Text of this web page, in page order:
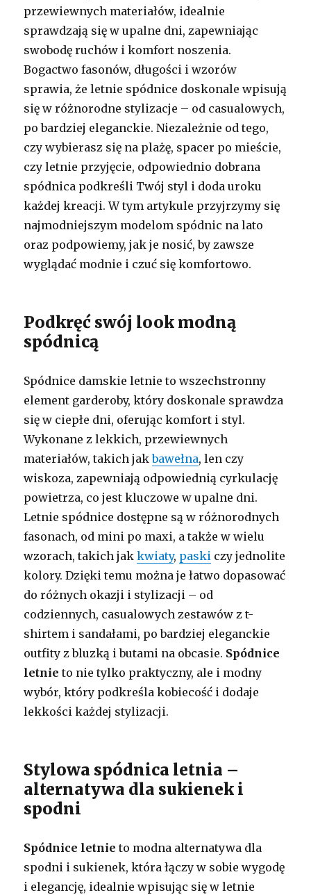
przewiewnych materiałów, idealnie
sprawdzają się w upalne dni, zapewniając
swobodę ruchów i komfort noszenia.
Bogactwo fasonów, długości i wzorów
sprawia, że letnie spódnice doskonale wpisują
się w różnorodne stylizacje – od casualowych,
po bardziej eleganckie. Niezależnie od tego,
czy wybierasz się na plażę, spacer po mieście,
czy letnie przyjęcie, odpowiednio dobrana
spódnica podkreśli Twój styl i doda uroku
każdej kreacji. W tym artykule przyjrzymy się
najmodniejszym modelom spódnic na lato
oraz podpowiemy, jak je nosić, by zawsze
wyglądać modnie i czuć się komfortowo.
Podkręć swój look modną
spódnicą
Spódnice damskie letnie to wszechstronny
element garderoby, który doskonale sprawdza
się w ciepłe dni, oferując komfort i styl.
Wykonane z lekkich, przewiewnych
materiałów, takich jakbawełna, len czy
wiskoza, zapewniają odpowiednią cyrkulację
powietrza, co jest kluczowe w upalne dni.
Letnie spódnice dostępne są w różnorodnych
fasonach, od mini po maxi, a także w wielu
wzorach, takich jakkwiaty, paski czy jednolite
kolory. Dzięki temu można je łatwo dopasować
do różnych okazji i stylizacji – od
codziennych, casualowych zestawów z t-
shirtem i sandałami, po bardziej eleganckie
outfity z bluzką i butami na obcasie. Spódnice
letnie to nie tylko praktyczny, ale i modny
wybór, który podkreśla kobiecość i dodaje
lekkości każdej stylizacji.
Stylowa spódnica letnia –
alternatywa dla sukienek i
spodni
Spódnice letnie to modna alternatywa dla
spodni i sukienek, która łączy w sobie wygodę
i elegancję, idealnie wpisując się w letnie